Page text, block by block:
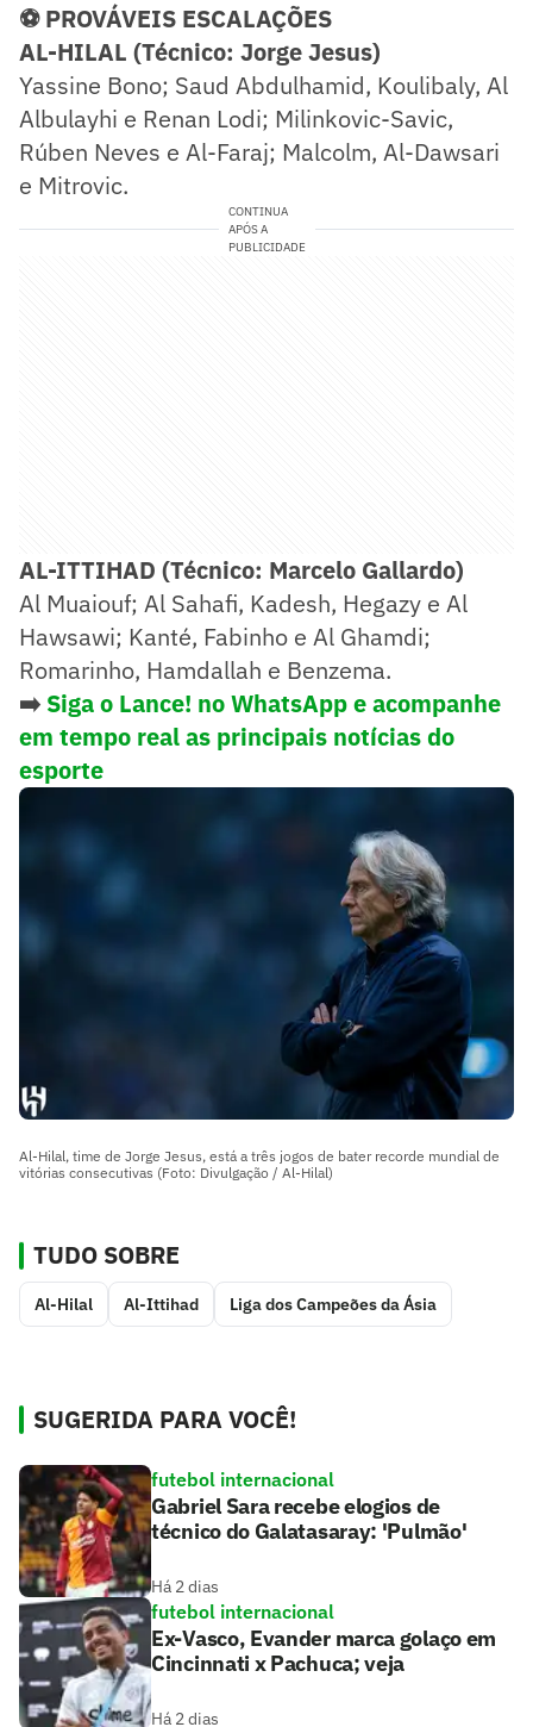
⚽ PROVÁVEIS ESCALAÇÕES
AL-HILAL (Técnico: Jorge Jesus)
Yassine Bono; Saud Abdulhamid, Koulibaly, Al
Albulayhi e Renan Lodi; Milinkovic-Savic,
Rúben Neves e Al-Faraj; Malcolm, Al-Dawsari
e Mitrovic.
CONTINUA
APÓS A
PUBLICIDADE
AL-ITTIHAD (Técnico: Marcelo Gallardo)
Al Muaiouf; Al Sahafi, Kadesh, Hegazy e Al
Hawsawi; Kanté, Fabinho e Al Ghamdi;
Romarinho, Hamdallah e Benzema.
➡️ Siga o Lance! no WhatsApp e acompanhe
em tempo real as principais notícias do
esporte
Al-Hilal, time de Jorge Jesus, está a três jogos de bater recorde mundial de
vitórias consecutivas (Foto: Divulgação / Al-Hilal)
TUDO SOBRE
Al-Hilal Al-Ittihad Liga dos Campeões da Ásia
SUGERIDA PARA VOCÊ!
futebol internacional
Gabriel Sara recebe elogios de
técnico do Galatasaray: 'Pulmão'
Há 2 dias
futebol internacional
Ex-Vasco, Evander marca golaço em
Cincinnati x Pachuca; veja
Há 2 dias